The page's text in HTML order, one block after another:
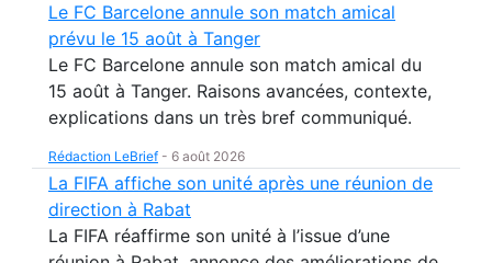
Le FC Barcelone annule son match amical
prévu le 15 août à Tanger
Le FC Barcelone annule son match amical du
15 août à Tanger. Raisons avancées, contexte,
explications dans un très bref communiqué.
Rédaction LeBrief - 6 août 2026
La FIFA affiche son unité après une réunion de
direction à Rabat
La FIFA réaffirme son unité à l’issue d’une